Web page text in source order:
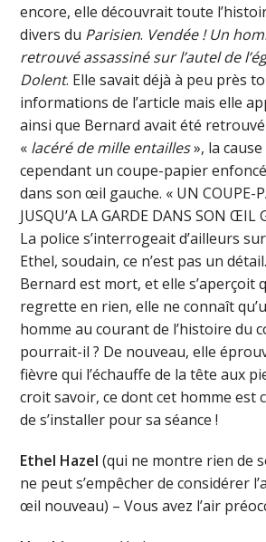
encore, elle découvrait toute
divers du Parisien. Vendée ! Un
retrouvé assassiné sur l’autel de
Dolent. Elle savait déjà à peu près
informations de l’article mais elle
ainsi que Bernard avait été
« lacéré de mille entailles», la
cependant un coupe-papier
dans son œil gauche. « UN COUPE-
JUSQU’A LA GARDE DANS SON ŒIL
La police s’interrogeait d’ailleurs
Ethel, soudain, ce n’est pas un
Bernard est mort, et elle s’aperçoit
regrette en rien, elle ne connaît
homme au courant de l’histoire du
pourrait-il ? De nouveau, elle
fièvre qui l’échauffe de la tête aux
croit savoir, ce dont cet homme est
de s’installer pour sa séance !
Ethel Hazel (qui ne montre rien de
ne peut s’empêcher de considérer
œil nouveau) – Vous avez l’air